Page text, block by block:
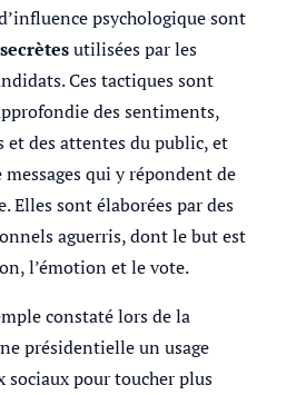
psychologique sont
utilisées par les
Ces tactiques sont
des sentiments,
et des attentes du public, et
qui y répondent de
Elles sont élaborées par des
aguerris, dont le but est
l’émotion et le vote.
constaté lors de la
présidentielle un usage
sociaux pour toucher plus